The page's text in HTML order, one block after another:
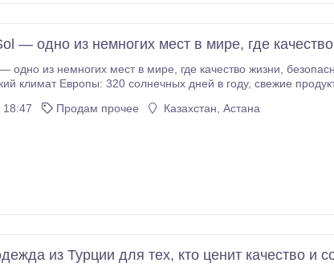
— одно из немногих мест в мире, где
мире, где качество жизни, безопасность и рост капитала работают вместе. Это самый
320 солнечных дней в году, свежие продукты, морской воздух и европейская медицина. Но
и высоким уровнем частной медицины.
18:47 Продам прочее Казахстан, Астана
из Турции для тех, кто ценит качество и